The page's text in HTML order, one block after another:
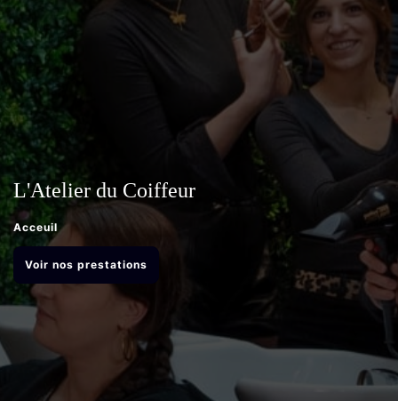
L'Atelier du Coiffeur
Acceuil
Voir nos prestations